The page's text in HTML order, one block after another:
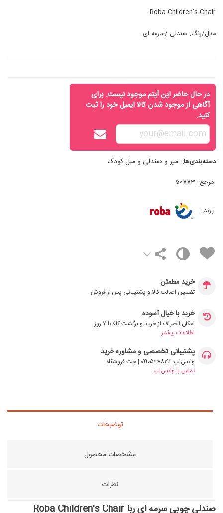
Roba Children's Chair
مدل/رنگ: صندلی /سرمه ای
در حال حاضر این آیتم موجود نیست. برای
آگاهی از موجود شدن کالا ایمیل خود را ثبت
کنید.
دسته‌بندی‌ها: میز و صندلی و مبل کودک
مرجع: 50773
برند:
خرید مطمئن
تضمین اصالت کالا و پشتیبانی پس از فروش
خرید با خیال آسوده
امکان انصراف از خرید و برگشت کالا تا ۷ روز
اطلاعات بیشتر
پشتیبانی تخصصی و مشاوره خرید
واتس‌اپ: ۰۹۹۰۵۳۸۸۱۹۱ | چت فروشگاه
تماس با واتس‌اپ
توضیحات
مشخصات محصول
نظرات
صندلی چوبی سرمه ای ربا Roba Children's Chair